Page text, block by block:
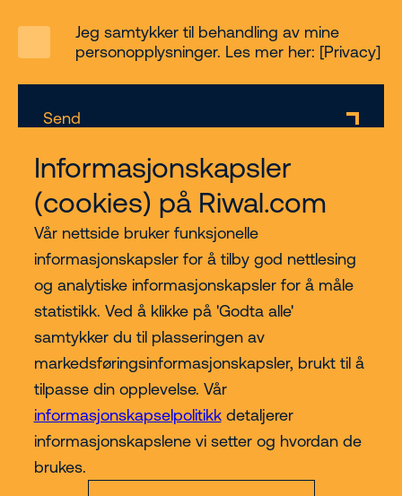
Informasjonskapsler
(cookies) på Riwal.com
Vår nettside bruker funksjonelle
informasjonskapsler for å tilby god nettlesing
og analytiske informasjonskapsler for å måle
statistikk. Ved å klikke på 'Godta alle'
samtykker du til plasseringen av
markedsføringsinformasjonskapsler, brukt til å
tilpasse din opplevelse. Vår
informasjonskapselpolitikkdetaljerer
informasjonskapslene vi setter og hvordan de
brukes.
Jeg samtykker til behandling av mine
personopplysninger. Les mer her: [Privacy]
Send
Kjøp hos Riwal Norge
Contact
Mer